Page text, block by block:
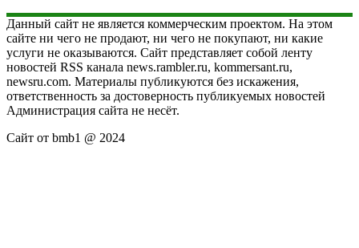
Данный сайт не является коммерческим проектом. На этом
сайте ни чего не продают, ни чего не покупают, ни какие
услуги не оказываются. Сайт представляет собой ленту
новостей RSS канала news.rambler.ru, kommersant.ru,
newsru.com. Материалы публикуются без искажения,
ответственность за достоверность публикуемых новостей
Администрация сайта не несёт.
Сайт от bmb1 @ 2024